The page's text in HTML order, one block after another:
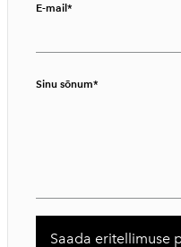
E-mail
Sinu sõnum